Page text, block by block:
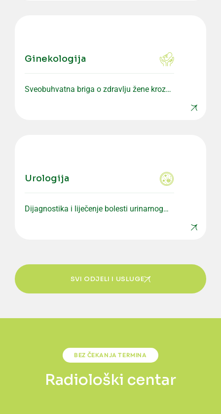
Ginekologija
Sveobuhvatna briga o zdravlju žene kroz
Urologija
Dijagnostika i liječenje bolesti urinarnog
SVI ODJELI I USLUGE
BEZ ČEKANJA TERMINA
Radiološki centar